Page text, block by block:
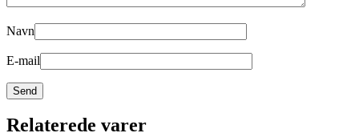
Navn
E-mail
Relaterede varer